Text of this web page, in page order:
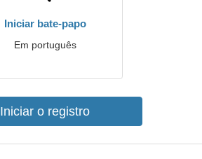
Iniciar bate-papo
Em português
Iniciar o registro